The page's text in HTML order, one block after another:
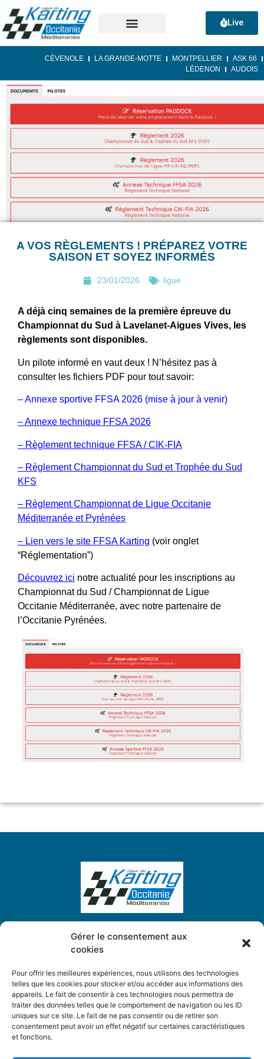
Gérer le consentement aux
cookies
Pour offrir les meilleures expériences, nous utilisons des technologies
telles que les cookies pour stocker et/ou accéder aux informations des
appareils. Le fait de consentir à ces technologies nous permettra de
traiter des données telles que le comportement de navigation ou les ID
uniques sur ce site. Le fait de ne pas consentir ou de retirer son
consentement peut avoir un effet négatif sur certaines caractéristiques
et fonctions.
Live
CÉVENOLE LA GRANDE-MOTTE MONTPELLIER
ASK 66
LÉDENON
AUDOIS
A VOS RÈGLEMENTS ! PRÉPAREZ VOTRE
SAISON ET SOYEZ INFORMÉS
23/01/2026 ligue
A déjà cinq semaines de la première épreuve du
Championnat du Sud à Lavelanet-Aigues Vives, les
règlements sont disponibles.
Un pilote informé en vaut deux ! N’hésitez pas à
consulter les fichiers PDF pour tout savoir:
– Annexe sportive FFSA 2026 (mise à jour à venir)
–Annexe technique FFSA 2026
– Règlement technique FFSA / CIK-FIA
– Règlement Championnat du Sud et Trophée du Sud
KFS
– Règlement Championnat de Ligue Occitanie
Méditerranée et Pyrénées
– Lien vers le site FFSA Karting (voir onglet
“Réglementation”)
Découvrez ici notre actualité pour les inscriptions au
Championnat du Sud / Championnat de Ligue
Occitanie Méditerranée, avec notre partenaire de
l’Occitanie Pyrénées.
Ligue de Karting Occitanie Méditerranée
34130 Saint-Aunès
ligue.karting.om@gmail.com